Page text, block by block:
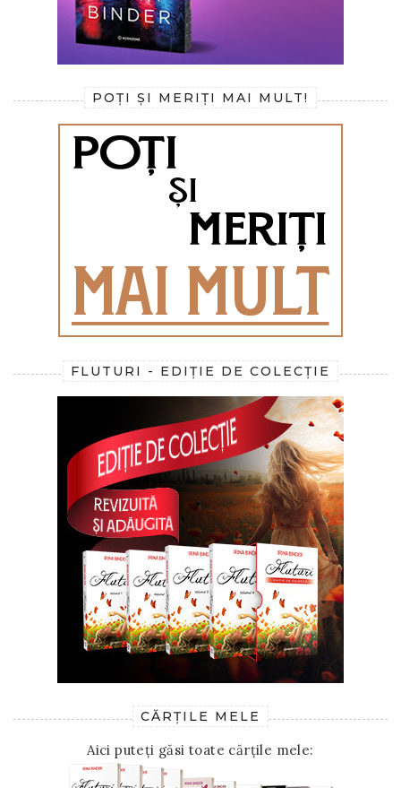
POȚI ȘI MERIȚI MAI MULT!
FLUTURI - EDIȚIE DE COLECȚIE
CĂRȚILE MELE
Aici puteți găsi toate cărțile mele: